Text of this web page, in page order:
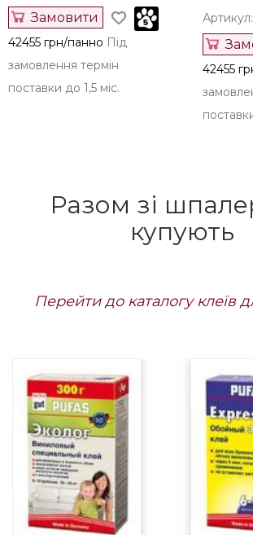
Замовити
42455 грн/панно Під
замовлення термін
поставки до 1,5 міс.
42455
Разом зі
купують
Перейти до каталогу клеїв